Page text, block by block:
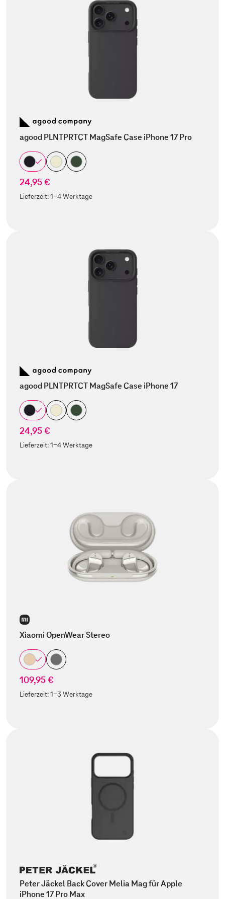
agood PLNTPRTCT MagSafe Case iPhone 17 Pro
24,95 €
Lieferzeit:1-4 Werktage
agood PLNTPRTCT MagSafe Case iPhone 17
24,95 €
Lieferzeit:1-4 Werktage
Xiaomi OpenWear Stereo
109,95 €
Lieferzeit:1-3 Werktage
Peter Jäckel Back Cover Melia Mag für Apple
iPhone 17 Pro Max